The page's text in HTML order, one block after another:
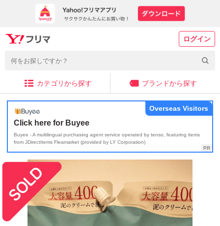
ログイン
カテゴリから探す ブランドから探す
Click here for Buyee
Buyee - A multilingual purchasing agent service operated by tenso, featuring items
from JDirectItems Fleamarket (provided by LY Corporation)
Overseas Visitors